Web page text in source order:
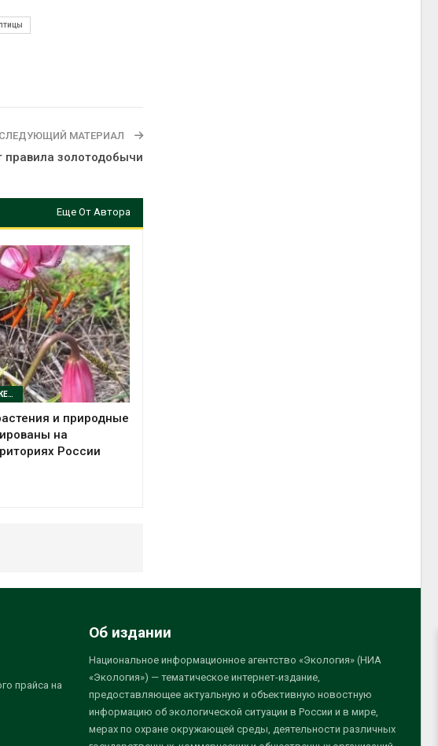
СЛЕДУЮЩИЙ МАТЕРИАЛ
золотодобычи
Еще От Автора
ЗАПОВЕДНЫЙ ДАЙДЖЕСТ
и природные
на
России
прайса на
Об издании
Национальное информационное агентство «Экология» (НИА
«Экология») — тематическое интернет-издание,
предоставляющее актуальную и объективную новостную
информацию об экологической ситуации в России и в мире,
мерах по охране окружающей среды, деятельности различных